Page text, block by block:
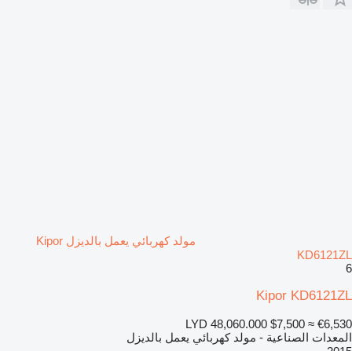
مولد كهربائي يعمل بالديزل Kipor
KD6121ZL
6
Kipor KD6121ZL
LYD 48,060.000 $7,500 ≈ €6,530
المعدات الصناعية - مولد كهربائي يعمل بالديزل